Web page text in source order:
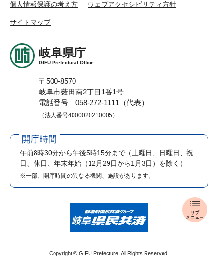
報
道
個人情報保護の考え方 ウェブアクセシビリティ方針
サイトマップ
岐阜県庁
GIFU Prefectural Office
〒500-8570
岐阜市薮田南2丁目1番1号
電話番号 058-272-1111（代表）
（法人番号4000020210005）
開庁時間
午前8時30分から午後5時15分まで （土曜日、日曜日、祝
日、休日、年末年始（12月29日から1月3日）を除く）
※一部、開庁時間の異なる機関、施設があります。
Copyright © GIFU Prefecture. All Rights Reserved.